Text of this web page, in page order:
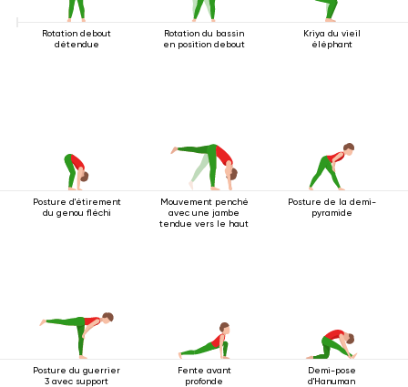
Rotation debout
détendue
Rotation du bassin
en position debout
Kriya du vieil
éléphant
Posture d'étirement
du genou fléchi
Mouvement penché
avec une jambe
tendue vers le haut
Posture de la demi-
pyramide
Posture du guerrier
3 avec support
Fente avant
profonde
Demi-pose
d'Hanuman